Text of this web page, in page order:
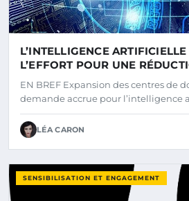
L’INTELLIGENCE
L’EFFORT POUR UNE
L’EMPREINTE CARBONE DES
EN BREF Expansion des centres de
demande accrue pour l’intelligence
LÉA CARON
SENSIBILISATION ET ENGAGEMENT